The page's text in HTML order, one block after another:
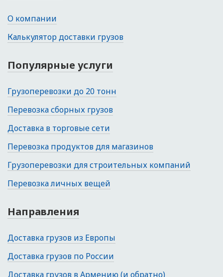
О компании
Калькулятор доставки грузов
Популярные услуги
Грузоперевозки до 20 тонн
Перевозка сборных грузов
Доставка в торговые сети
Перевозка продуктов для магазинов
Грузоперевозки для строительных компаний
Перевозка личных вещей
Направления
Доставка грузов из Европы
Доставка грузов по России
Доставка грузов в Армению (и обратно)